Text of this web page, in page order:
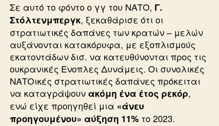
Σε αυτό το φόντο ο γγ του ΝΑΤΟ, Γ.
Στόλτενμπεργκ, ξεκαθάρισε ότι οι
στρατιωτικές δαπάνες των κρατών – μελών
αυξάνονται κατακόρυφα, με εξοπλισμούς
εκατοντάδων δισ. να κατευθύνονται προς τις
ουκρανικές Ενοπλες Δυνάμεις. Οι συνολικές
ΝΑΤΟικές στρατιωτικές δαπάνες πρόκειται
να καταγράψουν ακόμη ένα έτος ρεκόρ,
ενώ είχε προηγηθεί μια «άνευ
προηγουμένου» αύξηση 11% το 2023.